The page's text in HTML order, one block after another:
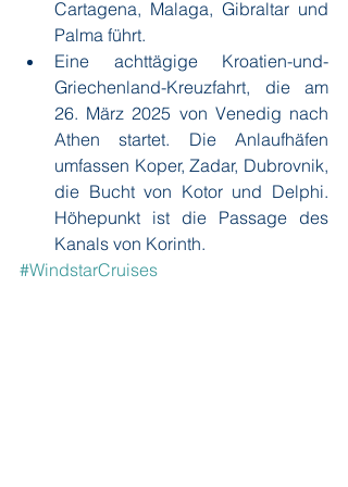
Cartagena, Malaga, Gibraltar und
Palma führt.
Eine achttägige Kroatien-und-
Griechenland-Kreuzfahrt, die am
26. März 2025 von Venedig nach
Athen startet. Die Anlaufhäfen
umfassen Koper, Zadar, Dubrovnik,
die Bucht von Kotor und Delphi.
Höhepunkt ist die Passage des
Kanals von Korinth.
#WindstarCruises